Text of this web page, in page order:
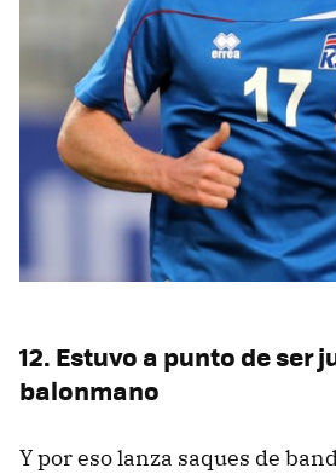
12. Estuvo a punto de ser
balonmano
Y por eso lanza saques de